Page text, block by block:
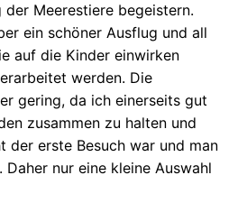
Meerestiere begeistern.
ein schöner Ausflug und all
auf die Kinder einwirken
werden. Die
gering, da ich einerseits gut
zusammen zu halten und
der erste Besuch war und man
nur eine kleine Auswahl